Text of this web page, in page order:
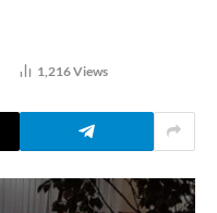
1,216Views